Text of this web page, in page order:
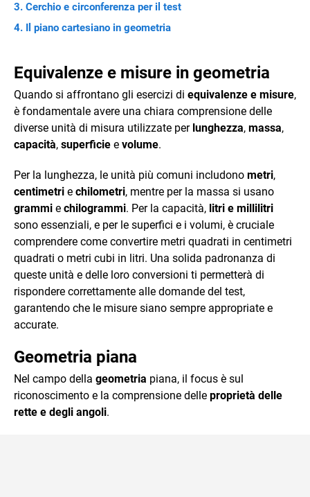
Cerchio e circonferenza per il test
Il piano cartesiano in geometria
Equivalenze e misure in geometria
Quando si affrontano gli esercizi di equivalenze e misure,
è fondamentale avere una chiara comprensione delle
diverse unità di misura utilizzate per lunghezza, massa,
capacità, superficie e volume.
Per la lunghezza, le unità più comuni includono metri,
centimetri e chilometri, mentre per la massa si usano
grammi e chilogrammi. Per la capacità, litri e millilitri
sono essenziali, e per le superfici e i volumi, è cruciale
comprendere come convertire metri quadrati in centimetri
quadrati o metri cubi in litri. Una solida padronanza di
queste unità e delle loro conversioni ti permetterà di
rispondere correttamente alle domande del test,
garantendo che le misure siano sempre appropriate e
accurate.
Geometria piana
Nel campo della geometria piana, il focus è sul
riconoscimento e la comprensione delle proprietà delle
rette e degli angoli.